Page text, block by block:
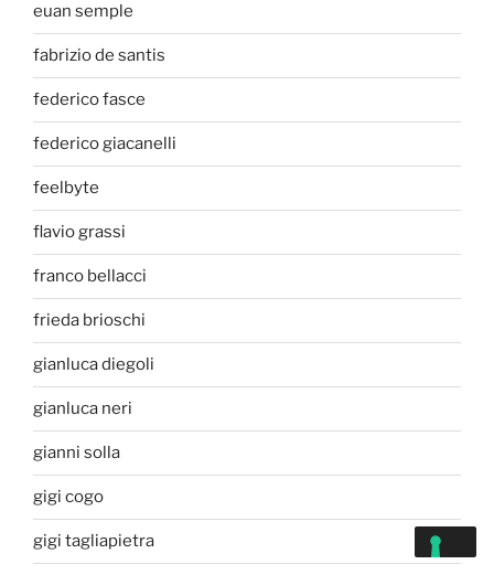
euan semple
fabrizio de santis
federico fasce
federico giacanelli
feelbyte
flavio grassi
franco bellacci
frieda brioschi
gianluca diegoli
gianluca neri
gianni solla
gigi cogo
gigi tagliapietra